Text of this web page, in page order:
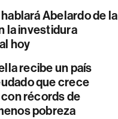
Abelardo de la
la investidura
hoy
recibe un país
que crece
récords de
pobreza